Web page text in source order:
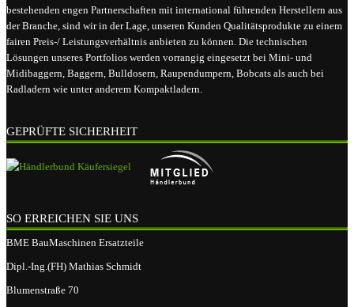
bestehenden engen Partnerschaften mit international führenden Herstellern aus
der Branche, sind wir in der Lage, unseren Kunden Qualitätsprodukte zu einem
fairen Preis-/ Leistungsverhältnis anbieten zu können. Die technischen
Lösungen unseres Portfolios werden vorrangig eingesetzt bei Mini- und
Midibaggern, Baggern, Bulldosern, Raupendumpern, Bobcats als auch bei
Radladern wie unter anderem Kompaktladern.
GEPRÜFTE SICHERHEIT
SO ERREICHEN SIE UNS
BME BauMaschinen Ersatzteile
Dipl.-Ing.(FH) Mathias Schmidt
Blumenstraße 70